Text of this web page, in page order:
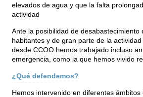
elevados de agua y que la falta
actividad
Ante la posibilidad de desabastecimiento
habitantes y de gran parte de la
desde CCOO hemos trabajado incluso
emergencia, como la que hemos vivido
¿Qué defendemos?
Hemos intervenido en diferentes